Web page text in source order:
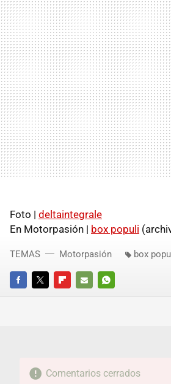
Foto | deltaintegrale
En Motorpasión | box populi
FACEBOOKTWITTERFLIPBOARD
E-
WHATSAPP
TEMAS Motorpasión box
Comentarios cerrados